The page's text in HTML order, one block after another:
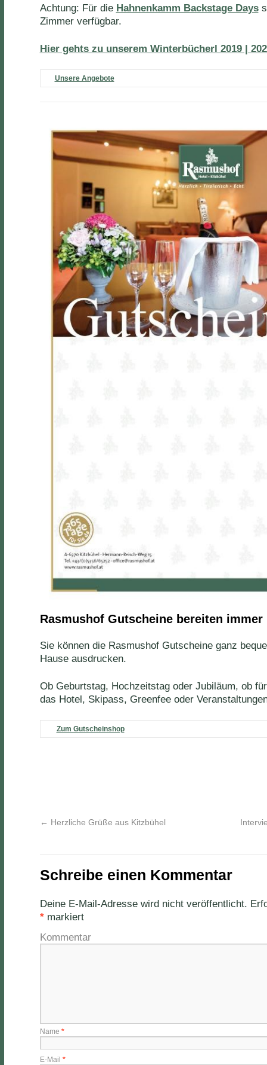
Achtung: Für die Hahnenkamm Backstage Days
Zimmer verfügbar.
Hier gehts zu unserem Winterbücherl 2019 |
Unsere Angebote
Rasmushof Gutscheine bereiten immer
Sie können die Rasmushof Gutscheine ganz
Hause ausdrucken.
Ob Geburtstag, Hochzeitstag oder Jubiläum, ob
das Hotel, Skipass, Greenfee oder
Zum Gutscheinshop
← Herzliche Grüße aus Kitzbühel
Schreibe einen Kommentar
Deine E-Mail-Adresse wird nicht veröffentlicht.
*markiert
Kommentar
Name *
E-Mail *